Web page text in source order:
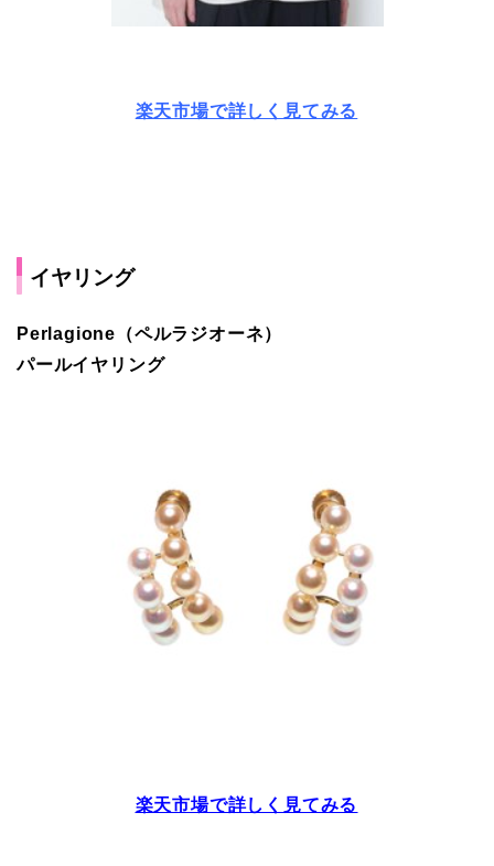
楽天市場で詳しく見てみる
イヤリング
Perlagione（ペルラジオーネ）
パールイヤリング
楽天市場で詳しく見てみる